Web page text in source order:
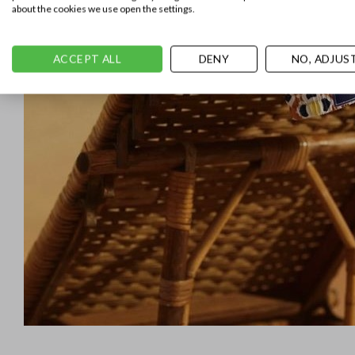
about the cookies we use open the settings.
ACCEPT ALL DENY NO,